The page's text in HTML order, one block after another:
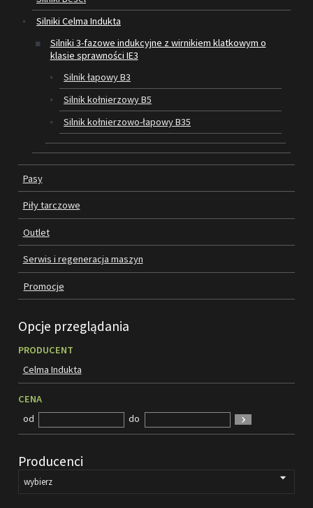
PIŁY TARCZOWE
PROMOCJE
REGULAMIN
KATALOGI
OBRABIARKI DO DREWNA
SILNIKI ELEKTRYCZNE
KONTAKT
Silniki Celma Indukta
Silniki 3-fazowe indukcyjne z wirnikiem klatkowym o
klasie sprawności IE3
Silnik łapowy B3
Silnik kołnierzowy B5
Silnik kołnierzowo-łapowy B35
Pasy
Piły tarczowe
Outlet
Serwis i regeneracja maszyn
Promocje
Opcje przeglądania
PRODUCENT
Celma Indukta
CENA
od
do
Producenci